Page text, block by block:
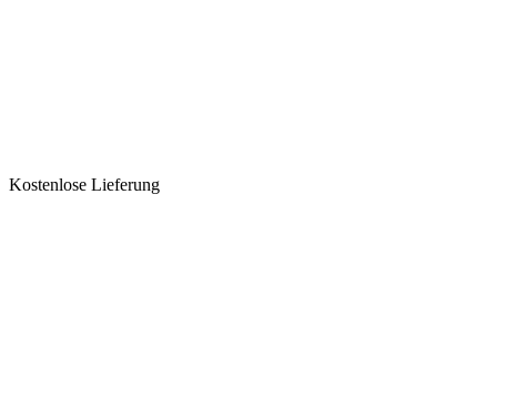
Kostenlose Lieferung